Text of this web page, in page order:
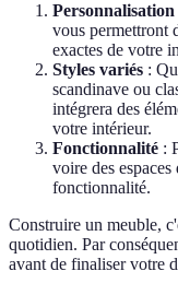
Personnalisation
vous permettront
exactes de votre
Styles variés :
scandinave ou
intégrera des
votre intérieur.
Fonctionnalité :
voire des
fonctionnalité.
Construire un meuble,
quotidien. Par
avant de finaliser votre